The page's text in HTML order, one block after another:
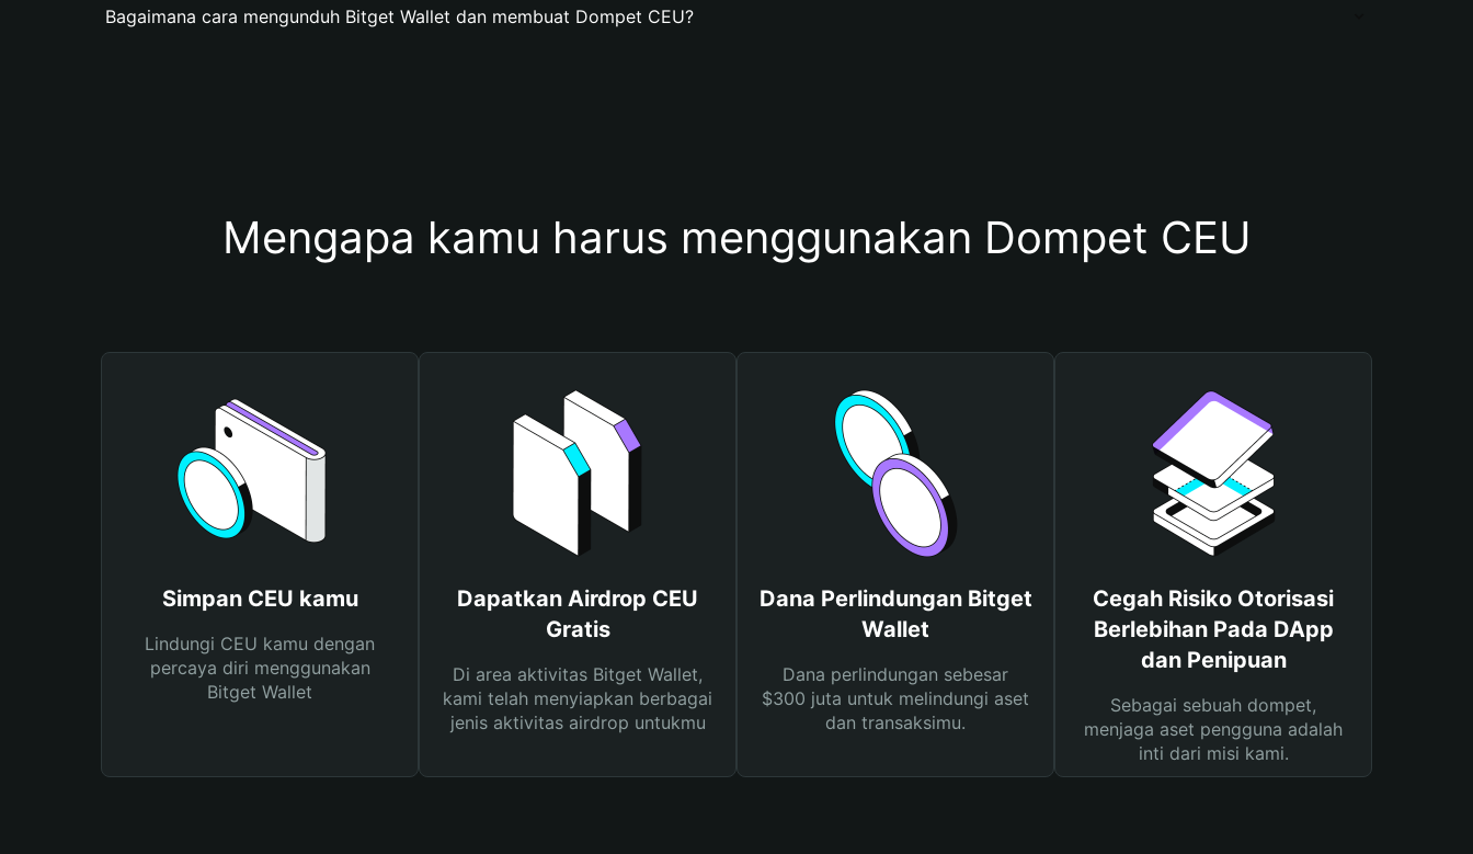
Bagaimana cara mengunduh Bitget Wallet dan membuat Dompet CEU?
Mengapa kamu harus menggunakan Dompet CEU
Simpan CEU kamu
Lindungi CEU kamu dengan
percaya diri menggunakan
Bitget Wallet
Dapatkan Airdrop CEU
Gratis
Di area aktivitas Bitget Wallet,
kami telah menyiapkan berbagai
jenis aktivitas airdrop untukmu
Dana Perlindungan Bitget
Wallet
Dana perlindungan sebesar
$300 juta untuk melindungi aset
dan transaksimu.
Cegah Risiko Otorisasi
Berlebihan Pada DApp
dan Penipuan
Sebagai sebuah dompet,
menjaga aset pengguna adalah
inti dari misi kami.